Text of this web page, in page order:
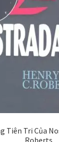
Tiên Tri Của